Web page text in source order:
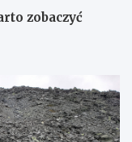
zobaczyć